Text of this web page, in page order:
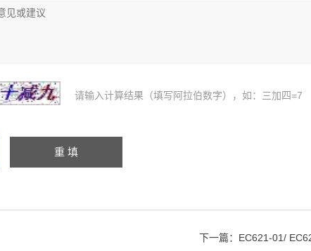
请输入计算结果（填写阿拉伯数字），如：三加四=7
下一篇： EC621-01/